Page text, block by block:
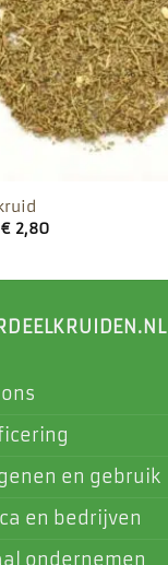
€2,80
en gebruik
en bedrijven
ondernemen